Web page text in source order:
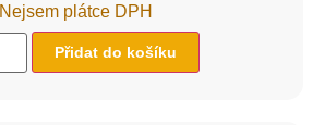
Nejsem plátce DPH
Přidat do košíku